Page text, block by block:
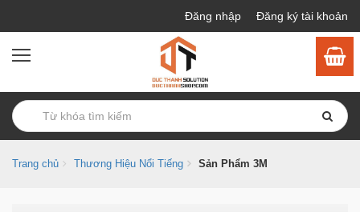
Đăng nhập Đăng ký tài khoản
Trang chủ Thương Hiệu Nổi Tiếng Sản Phẩm 3M